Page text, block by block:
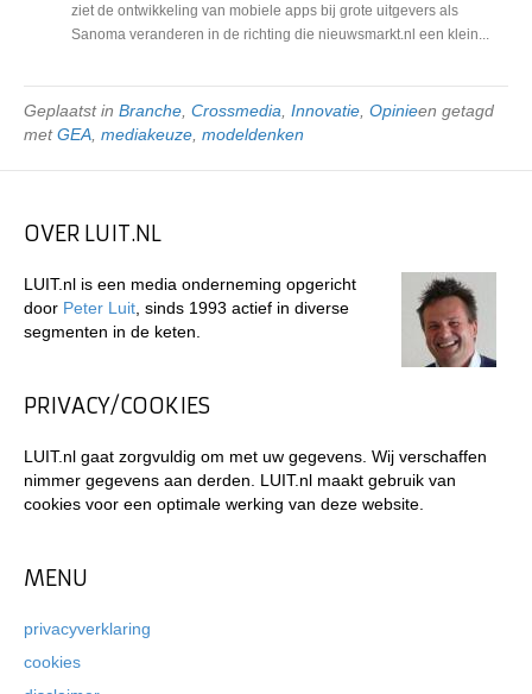
ziet de ontwikkeling van mobiele apps bij grote uitgevers als
Sanoma veranderen in de richting die nieuwsmarkt.nl een klein...
Geplaatst in Branche Crossmedia Innovatie Opinieen getagd
metGEA mediakeuze modeldenken
OVER LUIT.NL
LUIT.nl is een media onderneming opgericht
door Peter Luit , sinds 1993 actief in diverse
segmenten in de keten.
PRIVACY/COOKIES
LUIT.nl gaat zorgvuldig om met uw gegevens. Wij verschaffen
nimmer gegevens aan derden. LUIT.nl maakt gebruik van
cookies voor een optimale werking van deze website.
MENU
privacyverklaring
cookies